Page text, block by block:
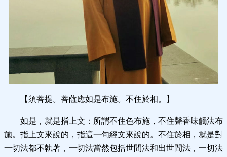
【須菩提。菩薩應如是布施。不住於相。】
如是，就是指上文：所謂不住色布施，不住聲香味觸法布
施。指上文來說的，指這一句經文來說的。不住於相，就是對
一切法都不執著，一切法當然包括世間法和出世間法，一切法